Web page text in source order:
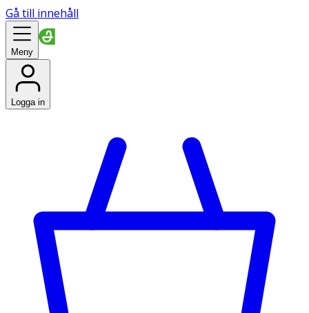
Gå till innehåll
Meny
Logga in